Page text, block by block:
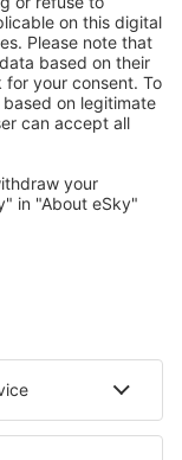
voor
hotels,